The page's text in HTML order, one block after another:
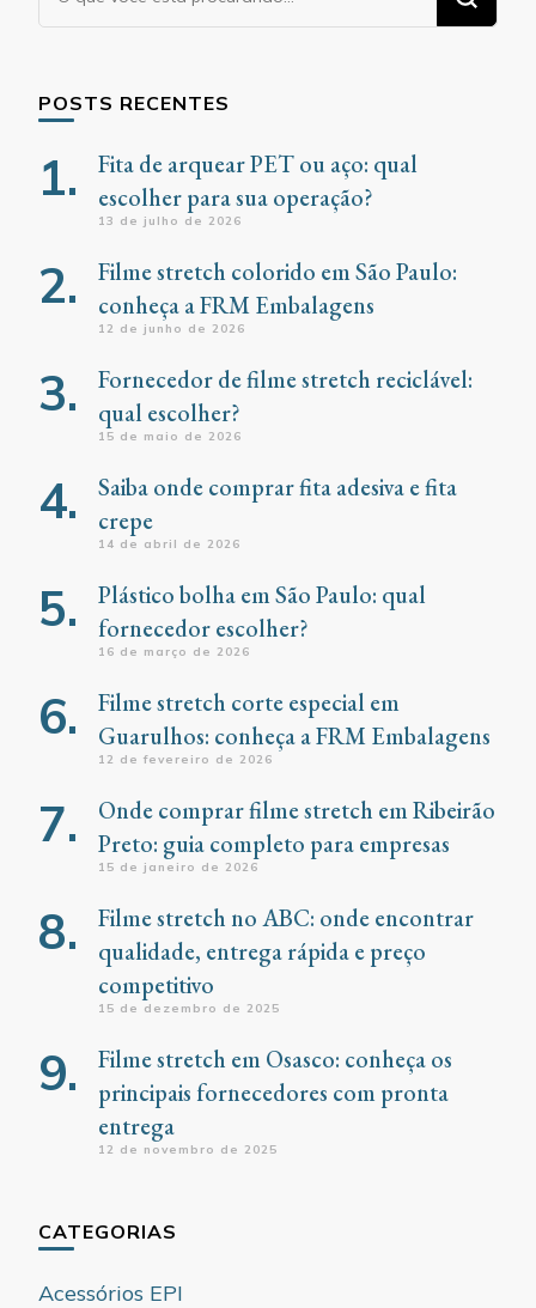
algo?
POSTS RECENTES
Fita de arquear PET ou aço: qual
escolher para sua operação?
13 de julho de 2026
Filme stretch colorido em São Paulo:
conheça a FRM Embalagens
12 de junho de 2026
Fornecedor de filme stretch reciclável:
qual escolher?
15 de maio de 2026
Saiba onde comprar fita adesiva e fita
crepe
14 de abril de 2026
Plástico bolha em São Paulo: qual
fornecedor escolher?
16 de março de 2026
Filme stretch corte especial em
Guarulhos: conheça a FRM Embalagens
12 de fevereiro de 2026
Onde comprar filme stretch em Ribeirão
Preto: guia completo para empresas
15 de janeiro de 2026
Filme stretch no ABC: onde encontrar
qualidade, entrega rápida e preço
competitivo
15 de dezembro de 2025
Filme stretch em Osasco: conheça os
principais fornecedores com pronta
entrega
12 de novembro de 2025
CATEGORIAS
Acessórios EPI